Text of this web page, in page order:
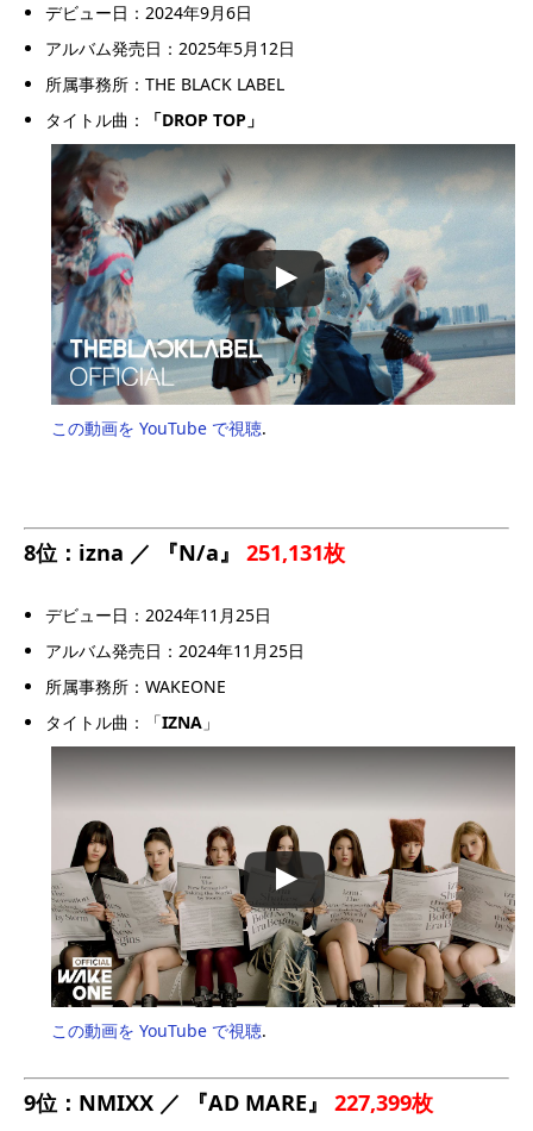
デビュー日：2024年9月6日
アルバム発売日：2025年5月12日
所属事務所：THE BLACK LABEL
タイトル曲：
「DROP TOP」
この動画を YouTube で視聴.
8位：izna ／ 『N/a』 251,131枚
デビュー日：2024年11月25日
アルバム発売日：2024年11月25日
所属事務所：WAKEONE
タイトル曲：「IZNA 」
この動画を YouTube で視聴.
9位：NMIXX ／ 『AD MARE』 227,399枚